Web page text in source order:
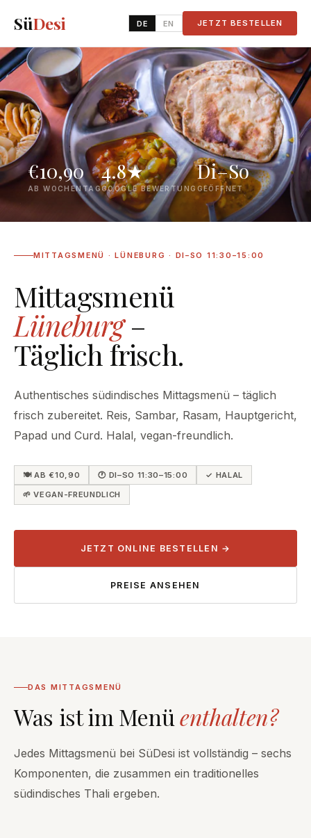
SüDesi DE EN JETZT BESTELLEN
MITTAGSMENÜ · LÜNEBURG · DI–SO 11:30–15:00
Mittagsmenü
Lüneburg–
Täglich frisch.
Authentisches südindisches Mittagsmenü – täglich
frisch zubereitet. Reis, Sambar, Rasam, Hauptgericht,
Papad und Curd. Halal, vegan-freundlich.
🍽 AB €10,90 🕐 DI–SO 11:30–15:00 ✓ HALAL
🌱 VEGAN-FREUNDLICH
JETZT ONLINE BESTELLEN →
PREISE ANSEHEN
€10,90
AB WOCHENTAG
4.8★
GOOGLE BEWERTUNG
Di–So
GEÖFFNET
DAS MITTAGSMENÜ
Was ist im Menü enthalten?
Jedes Mittagsmenü bei SüDesi ist vollständig – sechs
Komponenten, die zusammen ein traditionelles
südindisches Thali ergeben.